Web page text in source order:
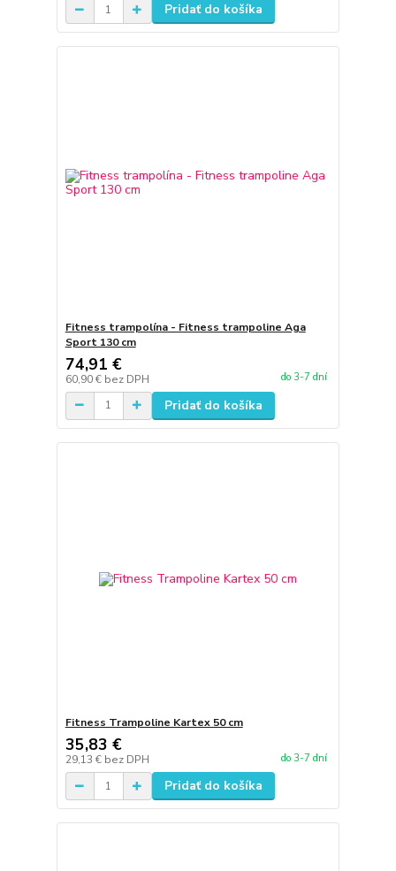
Pridať do košíka
Fitness trampolína - Fitness trampoline Aga
Sport 130 cm
74,91 €
60,90 € bez DPH do 3-7 dní
Pridať do košíka
Fitness Trampoline Kartex 50 cm
35,83 €
29,13 € bez DPH do 3-7 dní
Pridať do košíka